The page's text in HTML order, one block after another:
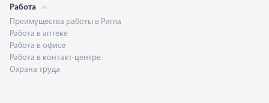
Работа
Преимущества работы в Ригла
Работа в аптеке
Работа в офисе
Работа в контакт-центре
Охрана труда